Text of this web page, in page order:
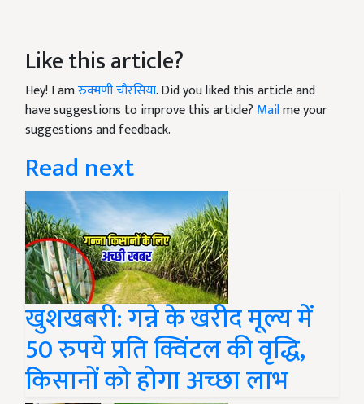
Like this article?
Hey! I amरुक्मणी चौरसिया. Did you liked this article and
have suggestions to improve this article? Mailme your
suggestions and feedback.
Read next
खुशखबरी: गन्ने के खरीद मूल्य में
50 रुपये प्रति क्विंटल की वृद्धि,
किसानों को होगा अच्छा लाभ